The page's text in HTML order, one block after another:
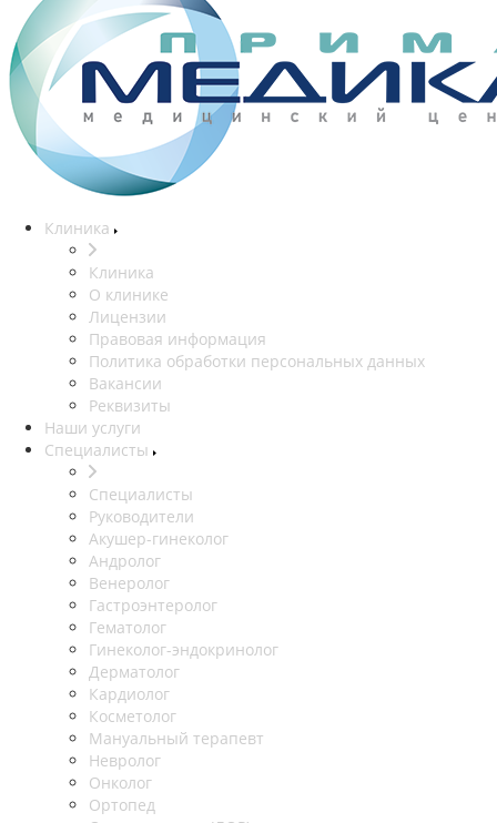
Клиника
Клиника
О клинике
Лицензии
Правовая информация
Политика обработки персональных данных
Вакансии
Реквизиты
Наши услуги
Специалисты
Специалисты
Руководители
Акушер-гинеколог
Андролог
Венеролог
Гастроэнтеролог
Гематолог
Гинеколог-эндокринолог
Дерматолог
Кардиолог
Косметолог
Мануальный терапевт
Невролог
Онколог
Ортопед